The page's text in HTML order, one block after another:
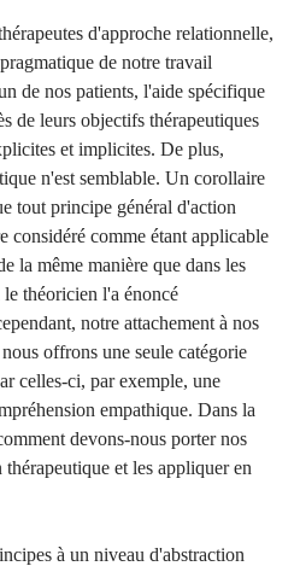
d'approche relationnelle,
de notre travail
de nos patients, l'aide spécifique
de leurs objectifs thérapeutiques
et implicites. De plus,
n'est semblable. Un corollaire
tout principe général d'action
considéré comme étant applicable
la même manière que dans les
théoricien l'a énoncé
notre attachement à nos
offrons une seule catégorie
celles-ci, par exemple, une
empathique. Dans la
devons-nous porter nos
et les appliquer en
à un niveau d'abstraction